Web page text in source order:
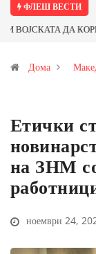
ФЛЕШ ВЕСТИ
Почнува
Дома
Етички
на ЗНМ
ноември 24,